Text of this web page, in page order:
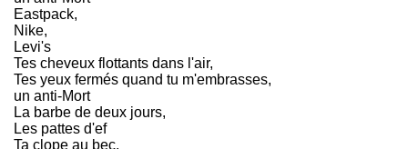
Eastpack,
Nike,
Levi's
Tes cheveux flottants dans l'air,
Tes yeux fermés quand tu m'embrasses,
un anti-Mort
La barbe de deux jours,
Les pattes d'ef
Ta clope au bec,